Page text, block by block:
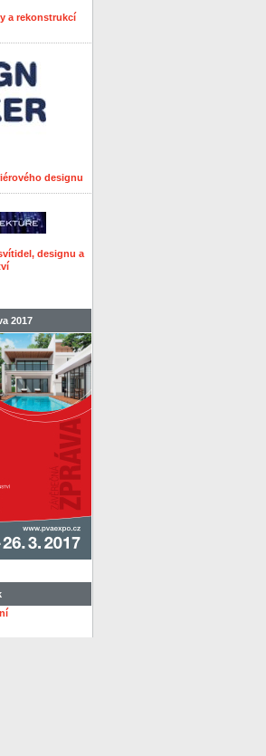
a rekonstrukcí
designu
designu a
2017